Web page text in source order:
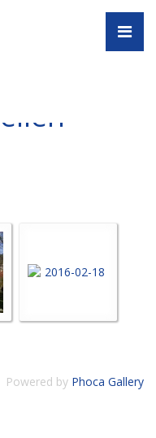
-
Powered by Phoca Gallery